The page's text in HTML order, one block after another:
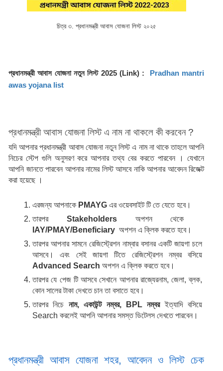
চিত্র ৩. প্রধানমন্ত্রী আবাস যোজনা লিস্ট ২০২৫
প্রধানমন্ত্রী আবাস যোজনা নতুন লিস্ট 2025 (Link) :
Pradhan mantri
awas yojana list
প্রধানমন্ত্রী আবাস যোজনা লিস্ট এ নাম না থাকলে কী করবেন ?
যদি আপনার প্রধানমন্ত্রী আবাস যোজনা নতুন লিস্ট এ নাম না থাকে তাহলে আপনি
নিচের স্টেপ গুলি অনুসরণ করে আপনার তথ্য বের করতে পারবেন । যেখানে
আপনি জানতে পারবেন আপনার নামের লিস্ট আসবে নাকি আপনার আবেদন রিজেক্ট
করা হয়েছে ।
এরজন্য আপনাকে PMAYG এর ওয়েবসাইট টি তে যেতে হবে।
তারপর Stakeholders
IAY/PMAY/Beneficiary অপশন এ ক্লিক করতে হবে।
তারপর আপনার সামনে রেজিস্ট্রেশন নাম্বার বসানর একটি জায়গা চলে
Advanced Search অপশন এ ক্লিক করতে হবে।
তারপর যে পেজ টি আসবে সেখানে আপনার রাজ্যেরনাম, জেলা, ব্লক,
কোন সালের টাকা দেখতে চান তা বসাতে হবে।
তারপর নিচে নাম, একাউন্ট নম্বর, BPL নম্বর ইত্যাদি বসিয়ে
Search করলেই আপনি আপনার সমস্ত ডিটেলস দেখতে পারবেন।
প্রধানমন্ত্রী আবাস যোজনা শহর, আবেদন ও লিস্ট চেক